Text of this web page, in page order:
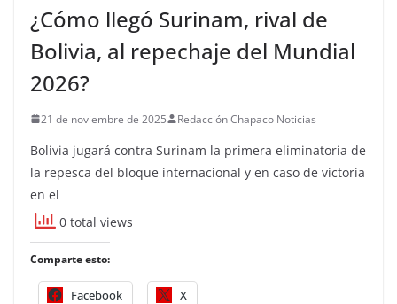
¿Cómo llegó Surinam, rival de
Bolivia, al repechaje del Mundial
2026?
21 de noviembre de 2025 Redacción Chapaco Noticias
Bolivia jugará contra Surinam la primera eliminatoria de
la repesca del bloque internacional y en caso de victoria
en el
0 total views
Comparte esto:
Facebook X